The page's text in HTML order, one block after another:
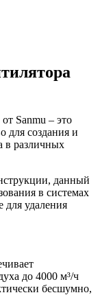
Sanmu – это
для создания и
в различных
данный
в системах
для удаления
до 4000 м³/ч
бесшумно,